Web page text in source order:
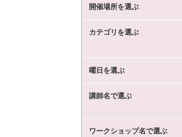
開催場所を選ぶ
カテゴリを選ぶ
曜日を選ぶ
講師名で選ぶ
ワークショップ名で選ぶ